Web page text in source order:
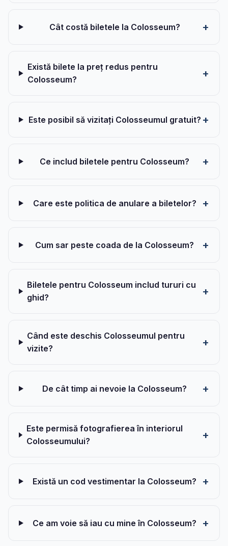
Cât costă biletele la Colosseum?
Există bilete la preț redus pentru
Colosseum?
Este posibil să vizitați Colosseumul gratuit?
Ce includ biletele pentru Colosseum?
Care este politica de anulare a biletelor?
Cum sar peste coada de la Colosseum?
Biletele pentru Colosseum includ tururi cu
ghid?
Când este deschis Colosseumul pentru
vizite?
De cât timp ai nevoie la Colosseum?
Este permisă fotografierea în interiorul
Colosseumului?
Există un cod vestimentar la Colosseum?
Ce am voie să iau cu mine în Colosseum?